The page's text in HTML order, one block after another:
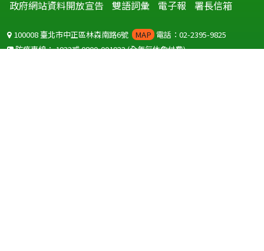
政府網站資料開放宣告
雙語詞彙 電子報 署長信箱
100008 臺北市中正區林森南路6號 MAP 電話：02-2395-9825
防疫專線：1922或0800-001922(全年無休免付費)